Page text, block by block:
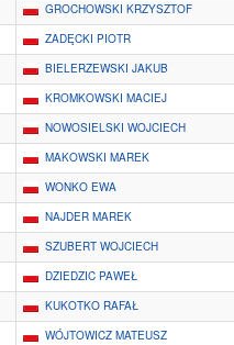
GROCHOWSKI KRZYSZTOF
ZADĘCKI PIOTR
BIELERZEWSKI JAKUB
KROMKOWSKI MACIEJ
NOWOSIELSKI WOJCIECH
MAKOWSKI MAREK
WONKO EWA
NAJDER MAREK
SZUBERT WOJCIECH
DZIEDZIC PAWEŁ
KUKOTKO RAFAŁ
WÓJTOWICZ MATEUSZ